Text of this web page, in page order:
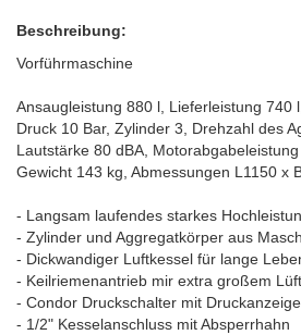
Beschreibung:
Vorführmaschine
Ansaugleistung 880 l, Lieferleistung 740
Druck 10 Bar, Zylinder 3, Drehzahl des
Lautstärke 80 dBA, Motorabgabeleistung
Gewicht 143 kg, Abmessungen L1150 x
- Langsam laufendes starkes
- Zylinder und Aggregatkörper aus
- Dickwandiger Luftkessel für lange
- Keilriemenantrieb mir extra großem
- Condor Druckschalter mit Druckanzeige.
- 1/2" Kesselanschluss mit Absperrhahn